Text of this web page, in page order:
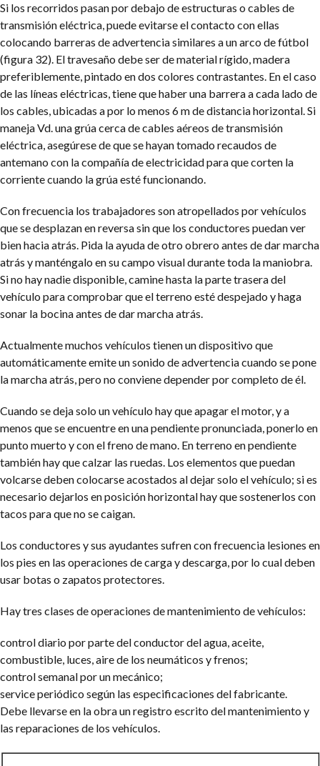
Si los recorridos pasan por debajo de estructuras o cables de
transmisión eléctrica, puede evitarse el contacto con ellas
colocando barreras de advertencia similares a un arco de fútbol
(figura 32). El travesaño debe ser de material rígido, madera
preferiblemente, pintado en dos colores contrastantes. En el caso
de las líneas eléctricas, tiene que haber una barrera a cada lado de
los cables, ubicadas a por lo menos 6 m de distancia horizontal. Si
maneja Vd. una grúa cerca de cables aéreos de transmisión
eléctrica, asegúrese de que se hayan tomado recaudos de
antemano con la compañía de electricidad para que corten la
corriente cuando la grúa esté funcionando.
Con frecuencia los trabajadores son atropellados por vehículos
que se desplazan en reversa sin que los conductores puedan ver
bien hacia atrás. Pida la ayuda de otro obrero antes de dar marcha
atrás y manténgalo en su campo visual durante toda la maniobra.
Si no hay nadie disponible, camine hasta la parte trasera del
vehículo para comprobar que el terreno esté despejado y haga
sonar la bocina antes de dar marcha atrás.
Actualmente muchos vehículos tienen un dispositivo que
automáticamente emite un sonido de advertencia cuando se pone
la marcha atrás, pero no conviene depender por completo de él.
Cuando se deja solo un vehículo hay que apagar el motor, y a
menos que se encuentre en una pendiente pronunciada, ponerlo en
punto muerto y con el freno de mano. En terreno en pendiente
también hay que calzar las ruedas. Los elementos que puedan
volcarse deben colocarse acostados al dejar solo el vehículo; si es
necesario dejarlos en posición horizontal hay que sostenerlos con
tacos para que no se caigan.
Los conductores y sus ayudantes sufren con frecuencia lesiones en
los pies en las operaciones de carga y descarga, por lo cual deben
usar botas o zapatos protectores.
Hay tres clases de operaciones de mantenimiento de vehículos:
control diario por parte del conductor del agua, aceite,
combustible, luces, aire de los neumáticos y frenos;
control semanal por un mecánico;
service periódico según las especificaciones del fabricante.
Debe llevarse en la obra un registro escrito del mantenimiento y
las reparaciones de los vehículos.